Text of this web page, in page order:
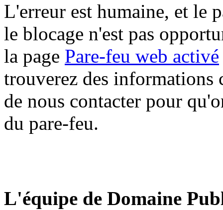
L'erreur est humaine, et le
le blocage n'est pas
la page Pare-feu web activé
trouverez des informations
de nous contacter pour
du pare-feu.
L'équipe de Domaine